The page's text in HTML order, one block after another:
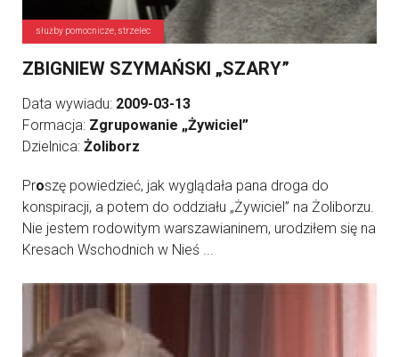
służby pomocnicze, strzelec
ZBIGNIEW SZYMAŃSKI „SZARY”
Data wywiadu: 2009-03-13
Formacja: Zgrupowanie „Żywiciel”
Dzielnica: Żoliborz
Proszę powiedzieć, jak wyglądała pana droga do
konspiracji, a potem do oddziału „Żywiciel” na Żoliborzu.
Nie jestem rodowitym warszawianinem, urodziłem się na
Kresach Wschodnich w Nieś ...